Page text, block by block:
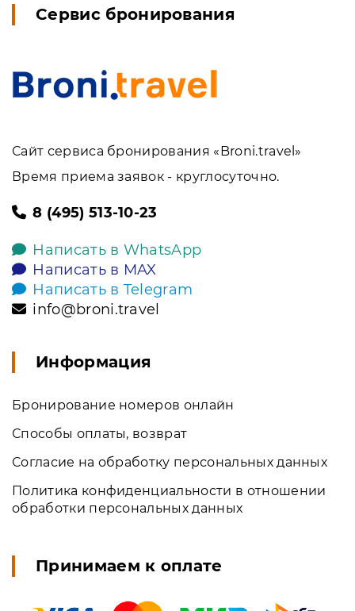
Сервис бронирования
Сайт сервиса бронирования «Broni.travel»
Время приема заявок - круглосуточно.
8 (495) 513-10-23
Написать в WhatsApp
Написать в MAX
Написать в Telegram
info@broni.travel
Информация
Бронирование номеров онлайн
Способы оплаты, возврат
Согласие на обработку персональных данных
Политика конфиденциальности в отношении
обработки персональных данных
Принимаем к оплате